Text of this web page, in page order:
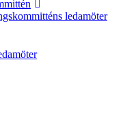
ledamöter